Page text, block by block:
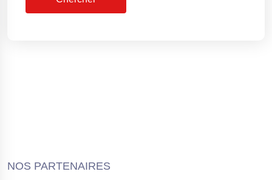
NOS PARTENAIRES